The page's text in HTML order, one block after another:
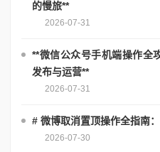
的慢旅**
2026-07-31
**微信公众号手机端操作全
发布与运营**
2026-07-31
# 微博取消置顶操作全指南
2026-07-30